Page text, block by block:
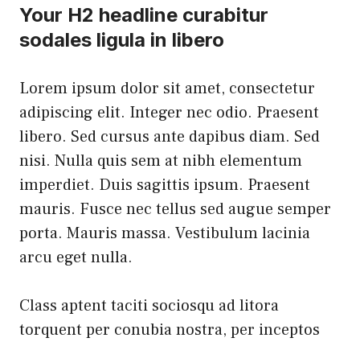
Your H2 headline curabitur
sodales ligula in libero
Lorem ipsum dolor sit amet, consectetur
adipiscing elit. Integer nec odio. Praesent
libero. Sed cursus ante dapibus diam. Sed
nisi. Nulla quis sem at nibh elementum
imperdiet. Duis sagittis ipsum. Praesent
mauris. Fusce nec tellus sed augue semper
porta. Mauris massa. Vestibulum lacinia
arcu eget nulla.
Class aptent taciti sociosqu ad litora
torquent per conubia nostra, per inceptos